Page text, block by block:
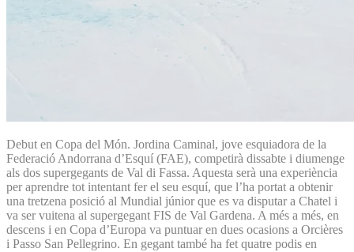
Debut en Copa del Món. Jordina Caminal, jove esquiadora de la
Federació Andorrana d’Esquí (FAE), competirà dissabte i diumenge
als dos supergegants de Val di Fassa. Aquesta serà una experiència
per aprendre tot intentant fer el seu esquí, que l’ha portat a obtenir
una tretzena posició al Mundial júnior que es va disputar a Chatel i
va ser vuitena al supergegant FIS de Val Gardena. A més a més, en
descens i en Copa d’Europa va puntuar en dues ocasions a Orcières
i Passo San Pellegrino. En gegant també ha fet quatre podis en